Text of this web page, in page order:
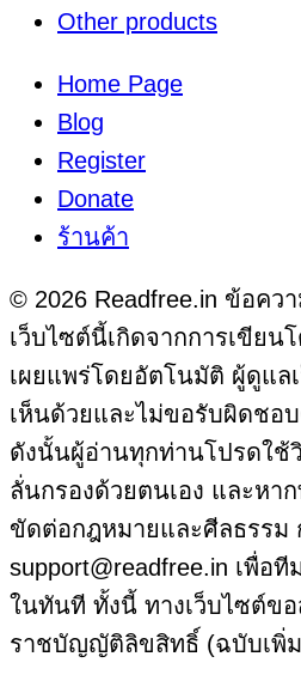
Other products
Home Page
Blog
Register
Donate
ร้านค้า
© 2026 Readfree.in ข้อคว
เว็บไซต์นี้เกิดจากการเขีย
เผยแพร่โดยอัตโนมัติ ผู้ดูแล
เห็นด้วยและไม่ขอรับผิดชอ
ดังนั้นผู้อ่านทุกท่านโปรดใ
ลั่นกรองด้วยตนเอง และหา
ขัดต่อกฎหมายและศีลธรรม
support@readfree.in เพื่อ
ในทันที ทั้งนี้ ทางเว็บไซต์ข
ราชบัญญัติลิขสิทธิ์ (ฉบับเพิ่ม